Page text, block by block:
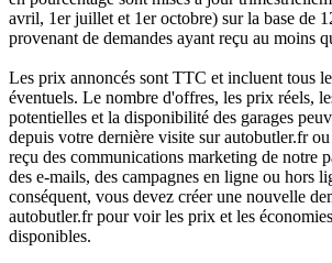
avril, 1er juillet et 1er octobre) sur la base de
provenant de demandes ayant reçu au moins
Les prix annoncés sont TTC et incluent tous
éventuels. Le nombre d'offres, les prix réels,
potentielles et la disponibilité des garages
depuis votre dernière visite sur autobutler.fr
reçu des communications marketing de notre
des e-mails, des campagnes en ligne ou hors
conséquent, vous devez créer une nouvelle
autobutler.fr pour voir les prix et les
disponibles.